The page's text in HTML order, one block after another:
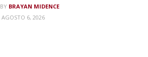
BY BRAYAN MIDENCE
AGOSTO 6, 2026